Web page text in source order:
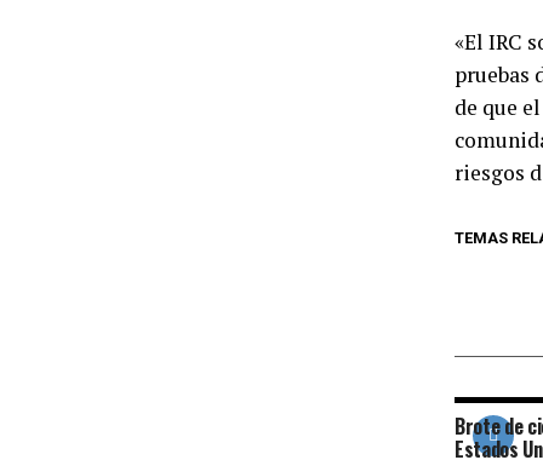
«El IRC
pruebas
de que
riesgos
TEMAS
Brote de
Estados